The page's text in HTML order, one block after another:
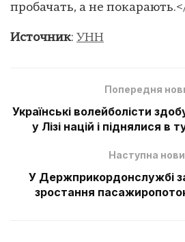
пробачать, а не
Источник: УНН
Попередня
Українські волейболісти
у Лізі націй і піднялися в
Наступна
У Держприкордонслужбі
зростання